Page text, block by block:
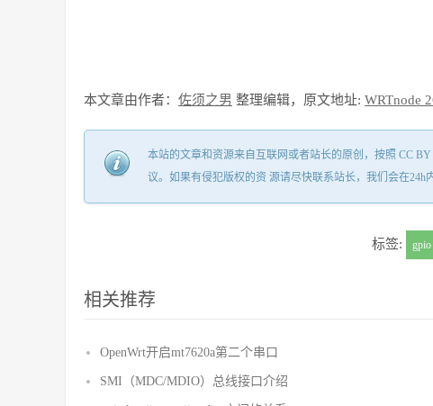
本文章由作者： 佐须之男 整理编辑，原文地址: WRTnode
本站的文章和资源来自互联网或者站长的原创，按照 CC
议。如果有侵犯版权的资 源请尽快联系站长，我们会在24h
标签: gpio
相关推荐
OpenWrt开启mt7620a第二个串口
SMI（MDC/MDIO）总线接口介绍